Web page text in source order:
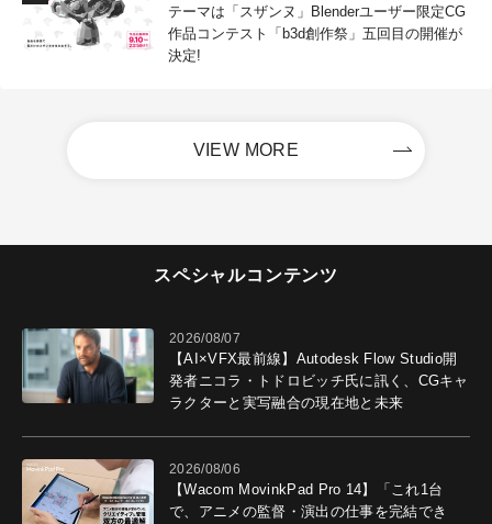
テーマは「スザンヌ」Blenderユーザー限定CG
作品コンテスト「b3d創作祭」五回目の開催が
決定!
VIEW MORE
スペシャルコンテンツ
2026/08/07
【AI×VFX最前線】Autodesk Flow Studio開
発者ニコラ・トドロビッチ氏に訊く、CGキャ
ラクターと実写融合の現在地と未来
2026/08/06
【Wacom MovinkPad Pro 14】「これ1台
で、アニメの監督・演出の仕事を完結でき